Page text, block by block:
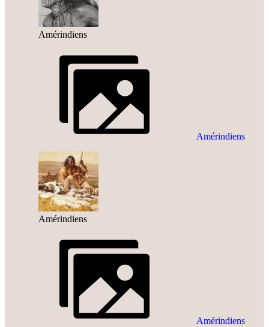
Amérindiens
Amérindiens
Amérindiens
Amérindiens